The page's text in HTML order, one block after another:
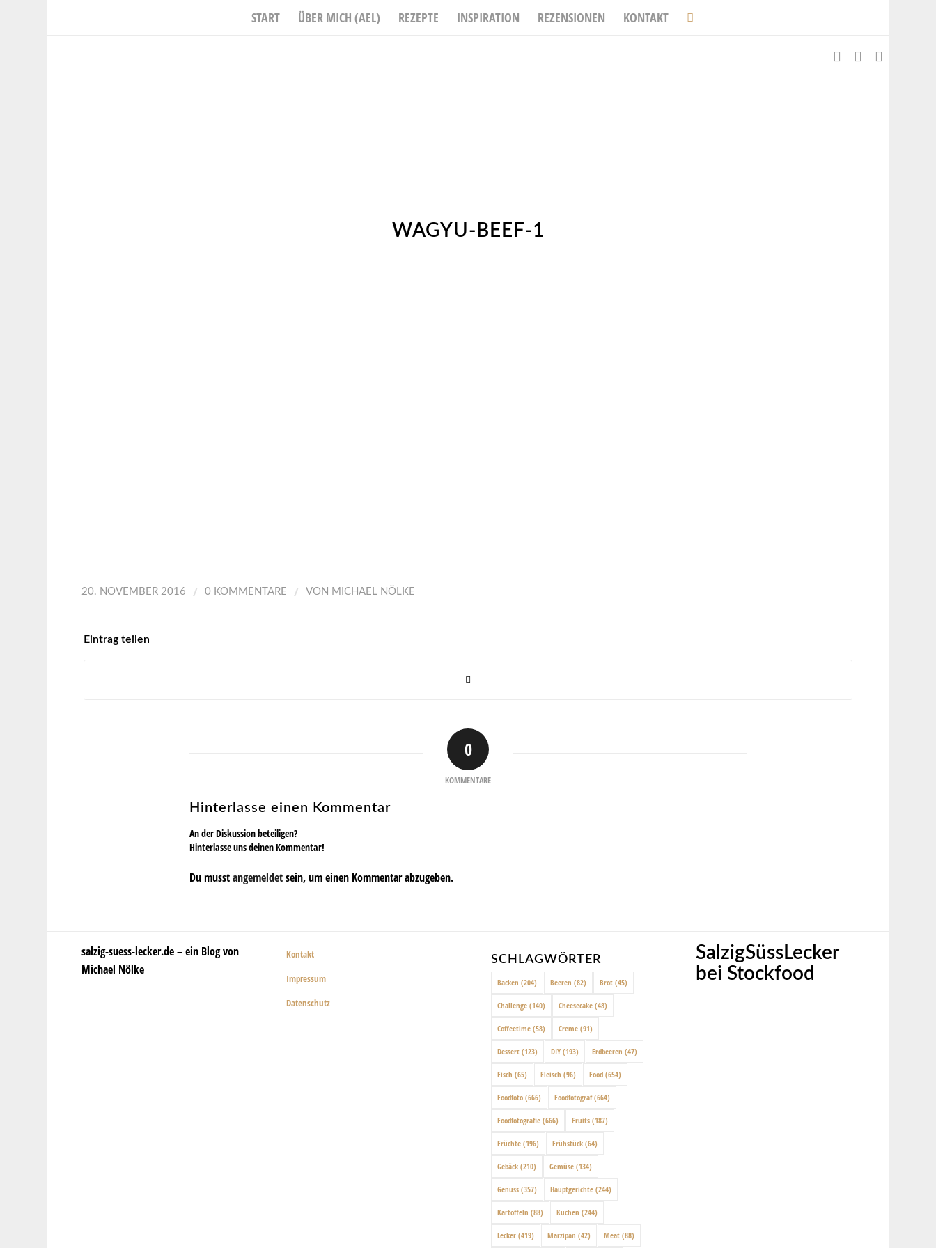
START ÜBER MICH (AEL) REZEPTE INSPIRATION REZENSIONEN KONTAKT
WAGYU-BEEF-1
20. NOVEMBER 2016 / 0 KOMMENTARE / VON MICHAEL NÖLKE
Eintrag teilen
0
KOMMENTARE
Hinterlasse einen Kommentar
An der Diskussion beteiligen?
Hinterlasse uns deinen Kommentar!
Du musstangemeldetsein, um einen Kommentar abzugeben.
salzig-suess-lecker.de – ein Blog von
Michael Nölke
Kontakt
Impressum
Datenschutz
SCHLAGWÖRTER
Backen (204) Beeren (82) Brot (45)
Challenge (140) Cheesecake (48)
Coffeetime (58) Creme (91)
Dessert (123) DIY (193) Erdbeeren (47)
Fisch (65) Fleisch (96) Food (654)
Foodfoto (666) Foodfotograf(664)
Foodfotografie (666) Fruits (187)
Früchte (196) Frühstück (64)
Gebäck (210) Gemüse (134)
Genuss (357) Hauptgerichte (244)
Kartoffeln (88) Kuchen (244)
Lecker (419) Marzipan (42) Meat (88)
SalzigSüssLecker
bei Stockfood